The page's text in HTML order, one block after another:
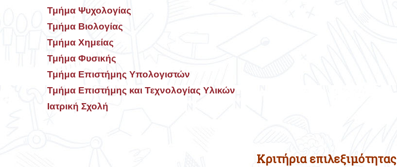
Τμήμα Ψυχολογίας
Τμήμα Βιολογίας
Τμήμα Χημείας
Τμήμα Φυσικής
Τμήμα Επιστήμης Υπολογιστών
Τμήμα Επιστήμης και Τεχνολογίας Υλικών
Ιατρική Σχολή
Κριτήρια επιλεξιμότητας